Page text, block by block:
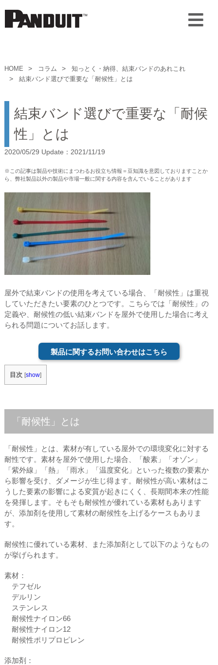
HOME コラム
知っとく・納得、結束バンドのあれこれ
結束バンド選びで重要な「耐候性」とは
結束バンド選びで重要な「耐候
性」とは
2020/05/29 Update：2021/11/19
※この記事は製品や技術にまつわるお役立ち情報＝豆知識を意図しておりますことか
ら、弊社製品以外の製品や市場一般に関する内容を含んでいることがあります
屋外で結束バンドの使⽤を考えている場合、「耐候性」は重視
していただきたい要素のひとつです。こちらでは「耐候性」の
定義や、耐候性の低い結束バンドを屋外で使⽤した場合に考え
られる問題についてお話します。
製品に関するお問い合わせはこちら
目次 [show]
「耐候性」とは
「耐候性」とは、素材が有している屋外での環境変化に対する
耐性です。素材を屋外で使⽤した場合、「酸素」「オゾン」
「紫外線」「熱」「⾬⽔」「温度変化」といった複数の要素か
ら影響を受け、ダメージが⽣じ得ます。耐候性が⾼い素材はこ
うした要素の影響による変質が起きにくく、⻑期間本来の性能
を発揮します。そもそも耐候性が優れている素材もあります
が、添加剤を使⽤して素材の耐候性を上げるケースもありま
す。
耐候性に優れている素材、また添加剤として以下のようなもの
が挙げられます。
素材：
テフゼル
デルリン
ステンレス
耐候性ナイロン66
耐候性ナイロン12
耐候性ポリプロピレン
添加剤：